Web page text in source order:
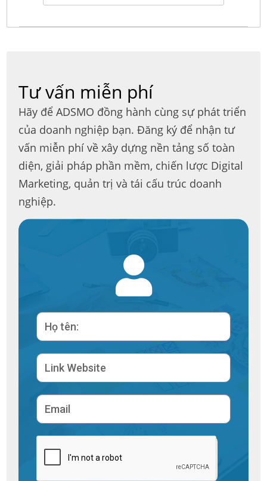
Tư vấn miễn phí
Hãy để ADSMO đồng hành cùng sự phát triển
của doanh nghiệp bạn. Đăng ký để nhận tư
vấn miễn phí về xây dựng nền tảng số toàn
diện, giải pháp phần mềm, chiến lược Digital
Marketing, quản trị và tái cấu trúc doanh
nghiệp.